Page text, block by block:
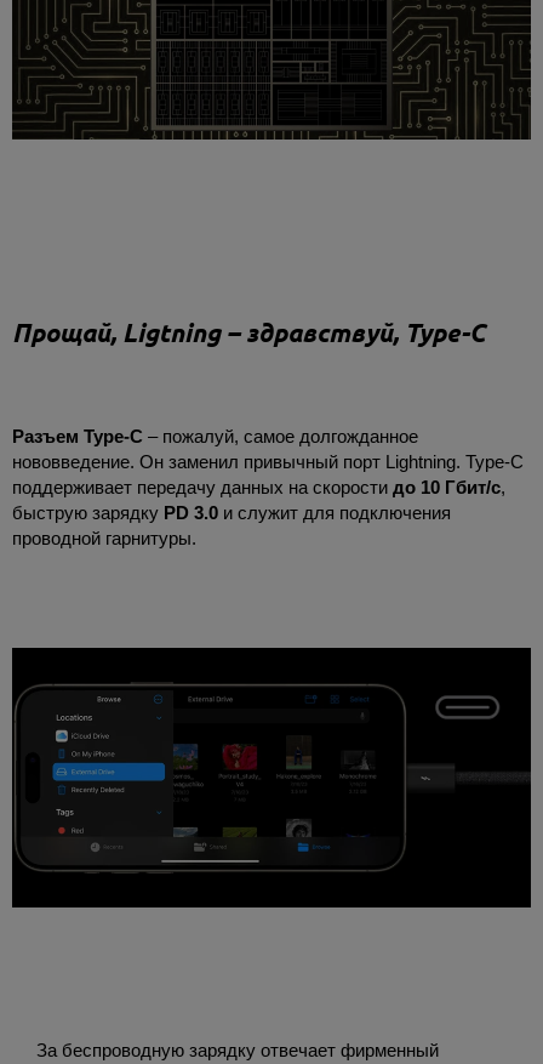
Прощай, Ligtning – здравствуй, Type-C
Разъем Type-C – пожалуй, самое долгожданное
нововведение. Он заменил привычный порт Lightning. Type-C
поддерживает передачу данных на скорости до 10 Гбит/с,
быструю зарядку PD 3.0 и служит для подключения
проводной гарнитуры.
За беспроводную зарядку отвечает фирменный